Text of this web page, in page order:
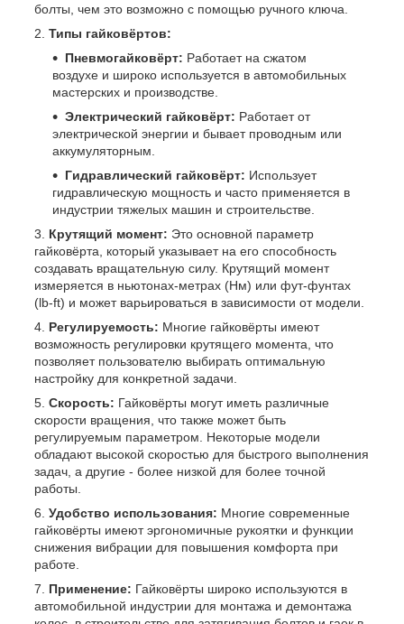
болты, чем это возможно с помощью ручного ключа.
Типы гайковёртов:
Пневмогайковёрт: Работает на сжатом
воздухе и широко используется в автомобильных
мастерских и производстве.
Электрический гайковёрт: Работает от
электрической энергии и бывает проводным или
аккумуляторным.
Гидравлический гайковёрт: Использует
гидравлическую мощность и часто применяется в
индустрии тяжелых машин и строительстве.
Крутящий момент: Это основной параметр
гайковёрта, который указывает на его способность
создавать вращательную силу. Крутящий момент
измеряется в ньютонах-метрах (Нм) или фут-фунтах
(lb-ft) и может варьироваться в зависимости от модели.
Регулируемость: Многие гайковёрты имеют
возможность регулировки крутящего момента, что
позволяет пользователю выбирать оптимальную
настройку для конкретной задачи.
Скорость: Гайковёрты могут иметь различные
скорости вращения, что также может быть
регулируемым параметром. Некоторые модели
обладают высокой скоростью для быстрого выполнения
задач, а другие - более низкой для более точной
работы.
Удобство использования: Многие современные
гайковёрты имеют эргономичные рукоятки и функции
снижения вибрации для повышения комфорта при
работе.
Применение: Гайковёрты широко используются в
автомобильной индустрии для монтажа и демонтажа